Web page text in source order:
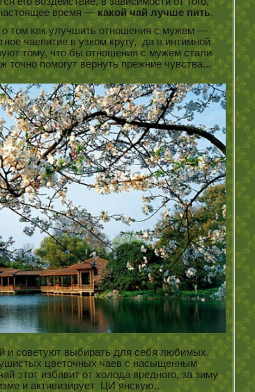
настоящее время —какой чай лучше пить.
том как улучшить отношения с мужем —
чаепитие в узком кругу, да в интимной
тому, что бы отношения с мужем стали
точно помогут вернуть прежние чувства...
и советуют выбирать для себя любимых.
цветочных чаев с насыщенным
этот избавит от холода вредного, за зиму
и активизирует ЦИ янскую…